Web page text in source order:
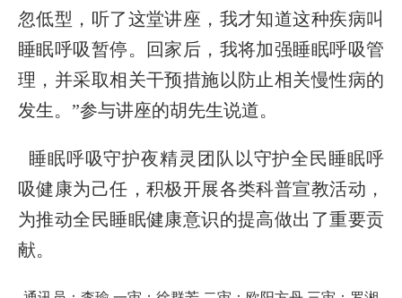
忽低型，听了这堂讲座，我才知道这种疾病叫
睡眠呼吸暂停。回家后，我将加强睡眠呼吸管
理，并采取相关干预措施以防止相关慢性病的
发生。”参与讲座的胡先生说道。
睡眠呼吸守护夜精灵团队以守护全民睡眠呼
吸健康为己任，积极开展各类科普宣教活动，
为推动全民睡眠健康意识的提高做出了重要贡
献。